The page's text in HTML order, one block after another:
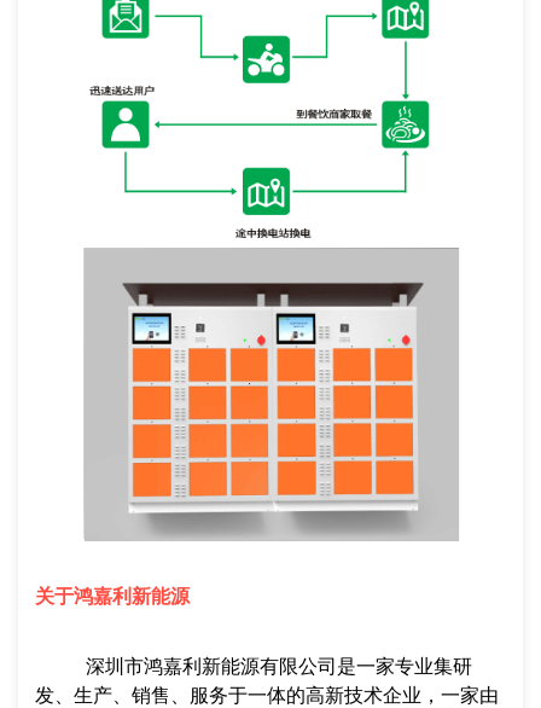
关于鸿嘉利新能源
深圳市鸿嘉利新能源有限公司是一家专业集研
发、生产、销售、服务于一体的高新技术企业，一家由